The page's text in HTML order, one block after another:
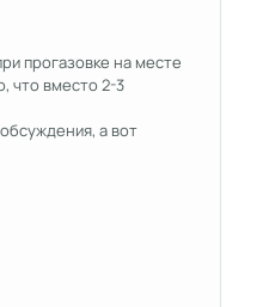
прогазовке на месте
что вместо 2-3
а вот